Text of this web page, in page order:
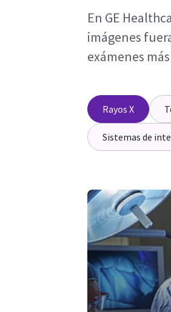
En GE
imágenes
exámenes
Rayos X
Sistemas de